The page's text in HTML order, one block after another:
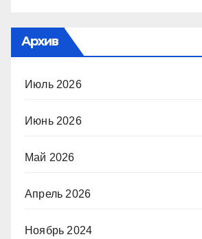
Архив
Июль 2026
Июнь 2026
Май 2026
Апрель 2026
Ноябрь 2024